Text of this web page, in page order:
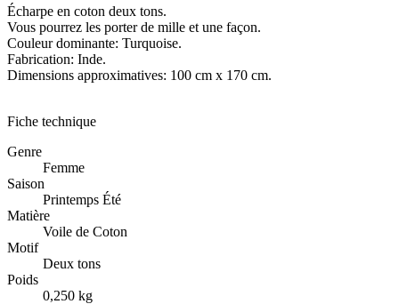
Écharpe en coton deux tons.
Vous pourrez les porter de mille et une façon.
Couleur dominante: Turquoise.
Fabrication: Inde.
Dimensions approximatives: 100 cm x 170 cm.
Fiche technique
Genre
Femme
Saison
Printemps Été
Matière
Voile de Coton
Motif
Deux tons
Poids
0,250 kg